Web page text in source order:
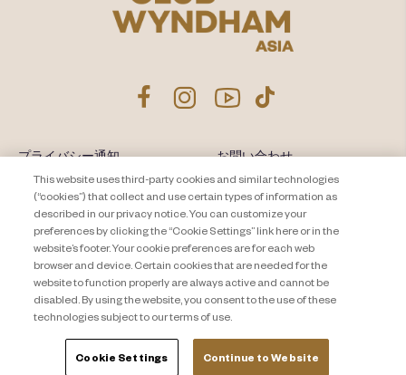
プライバシー通知
About Travel + Leisure Co
Cookie Settings
お問い合わせ
サイトマップ
利用規約
This website uses third-party cookies and similar technologies
(“cookies”) that collect and use certain types of information as
described in our privacy notice. You can customize your
preferences by clicking the “Cookie Settings” link here or in the
website’s footer. Your cookie preferences are for each web
browser and device. Certain cookies that are needed for the
website to function properly are always active and cannot be
disabled. By using the website, you consent to the use of these
technologies subject to our terms of use.
Cookie Settings Continue to Website